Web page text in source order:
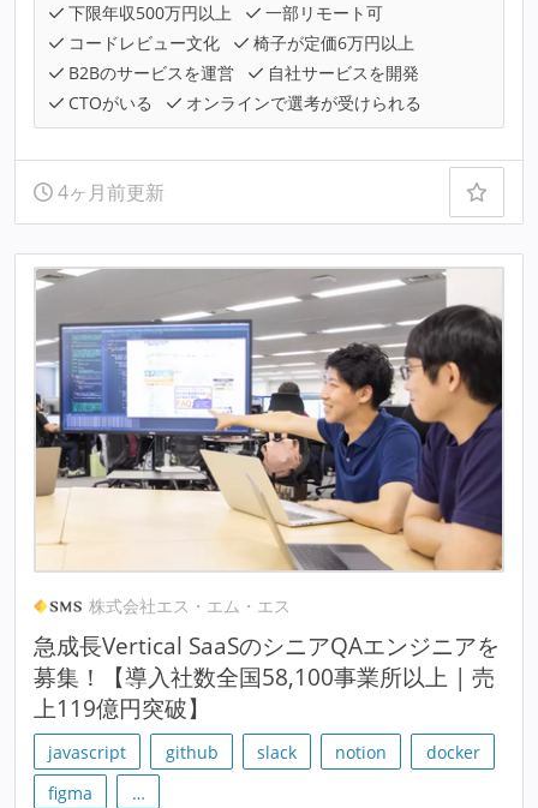
下限年収500万円以上
一部リモート可
コードレビュー文化
椅子が定価6万円以上
B2Bのサービスを運営
自社サービスを開発
CTOがいる
オンラインで選考が受けられる
4ヶ月前更新
株式会社エス・エム・エス
急成長Vertical SaaSのシニアQAエンジニアを
募集！【導入社数全国58,100事業所以上 | 売
上119億円突破】
javascript github slack notion
docker
figma
…